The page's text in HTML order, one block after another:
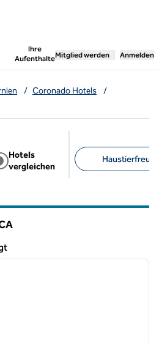
Ihre
Aufenthalte
,öffnet neue
Mitglied werden Anmelden
/ Coronado Hotels
/
Hotels
vergleichen